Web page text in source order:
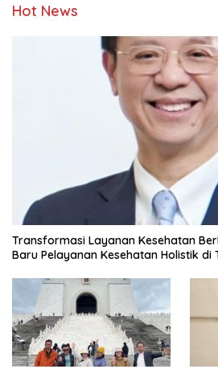
Hot News
Transformasi Layanan Kesehatan
Baru Pelayanan Kesehatan Holistik di